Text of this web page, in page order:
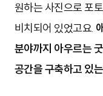
원하는 사진으로 포
비치되어 있었고요.
분야까지 아우르는
공간을 구축하고 있